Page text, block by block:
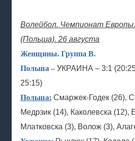
Волейбол. Чемпионат
(Польша). 26 августа
Женщины. Группа В.
Польша – УКРАИНА – 3:1
25:15)
Польша: Смаржек-Годек (26),
Медрзик (14), Каколевска (12),
Млатковска (3), Волож (3),